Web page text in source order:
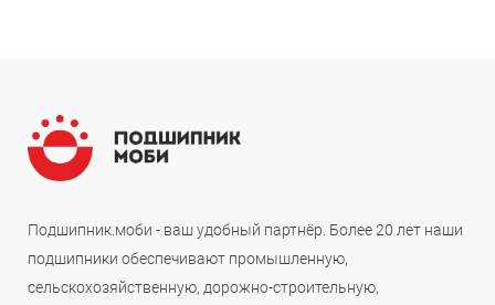
Подшипник.моби - ваш удобный партнёр. Более 20 лет наши
подшипники обеспечивают промышленную,
сельскохозяйственную, дорожно-строительную,